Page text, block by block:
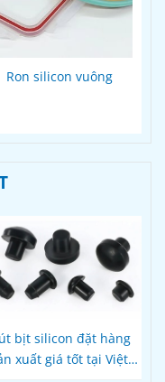
Ron silicon vuông
bịt silicon đặt hàng
xuất giá tốt tại Việt